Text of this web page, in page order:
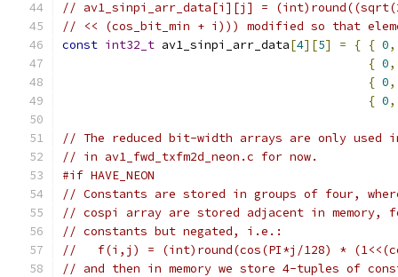
// av1_sinpi_arr_data[i][j] =
// << (cos_bit_min + i))) modified so that
const int32_t av1_sinpi_arr_data[4][5] = { { 0,
{ 0,
{ 0,
{ 0,
// The reduced bit-width arrays are only used in
// in av1_fwd_txfm2d_neon.c for now.
#if HAVE_NEON
// Constants are stored in groups of four,
// cospi array are stored adjacent in memory,
// constants but negated, i.e.:
//   f(i,j) = (int)round(cos(PI*j/128) *
// and then in memory we store 4-tuples of